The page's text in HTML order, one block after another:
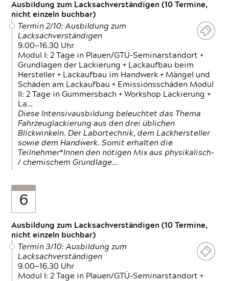
Ausbildung zum Lacksachverständigen (10 Termine,
nicht einzeln buchbar)
Termin 2/10: Ausbildung zum
Lacksachverständigen
9.00—16.30 Uhr
Modul I: 2 Tage in Plauen/GTÜ-Seminarstandort +
Grundlagen der Lackierung + Lackaufbau beim
Hersteller + Lackaufbau im Handwerk + Mängel und
Schäden am Lackaufbau + Emissionsschäden Modul
II: 2 Tage in Gummersbach + Workshop Lackierung +
La…
Diese Intensivausbildung beleuchtet das Thema
Fahrzeuglackierung aus den drei üblichen
Blickwinkeln. Der Labortechnik, dem Lackhersteller
sowie dem Handwerk. Somit erhalten die
Teilnehmer*Innen den nötigen Mix aus physikalisch-
/ chemischem Grundlage…
6
Ausbildung zum Lacksachverständigen (10 Termine,
nicht einzeln buchbar)
Termin 3/10: Ausbildung zum
Lacksachverständigen
9.00—16.30 Uhr
Modul I: 2 Tage in Plauen/GTÜ-Seminarstandort +